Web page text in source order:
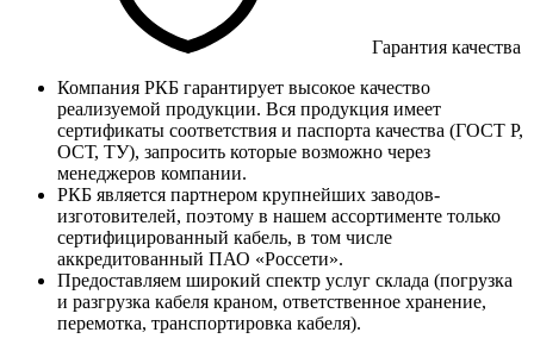
Гарантия качества
Компания РКБ гарантирует высокое качество
реализуемой продукции. Вся продукция имеет
сертификаты соответствия и паспорта качества (ГОСТ Р,
ОСТ, ТУ), запросить которые возможно через
менеджеров компании.
РКБ является партнером крупнейших заводов-
изготовителей, поэтому в нашем ассортименте только
сертифицированный кабель, в том числе
аккредитованный ПАО «Россети».
Предоставляем широкий спектр услуг склада (погрузка
и разгрузка кабеля краном, ответственное хранение,
перемотка, транспортировка кабеля).